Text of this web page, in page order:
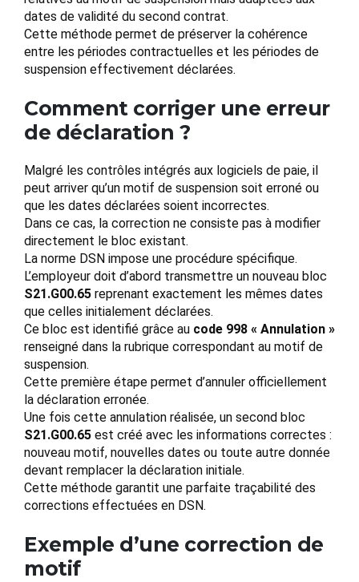
dates de validité du second contrat.
Cette méthode permet de préserver la cohérence
entre les périodes contractuelles et les périodes de
suspension effectivement déclarées.
Comment corriger une erreur
de déclaration ?
Malgré les contrôles intégrés aux logiciels de paie, il
peut arriver qu’un motif de suspension soit erroné ou
que les dates déclarées soient incorrectes.
Dans ce cas, la correction ne consiste pas à modifier
directement le bloc existant.
La norme DSN impose une procédure spécifique.
L’employeur doit d’abord transmettre un nouveau bloc
S21.G00.65 reprenant exactement les mêmes dates
que celles initialement déclarées.
Ce bloc est identifié grâce au code 998 « Annulation »
renseigné dans la rubrique correspondant au motif de
suspension.
Cette première étape permet d’annuler officiellement
la déclaration erronée.
Une fois cette annulation réalisée, un second bloc
S21.G00.65 est créé avec les informations correctes :
nouveau motif, nouvelles dates ou toute autre donnée
devant remplacer la déclaration initiale.
Cette méthode garantit une parfaite traçabilité des
corrections effectuées en DSN.
Exemple d’une correction de
motif